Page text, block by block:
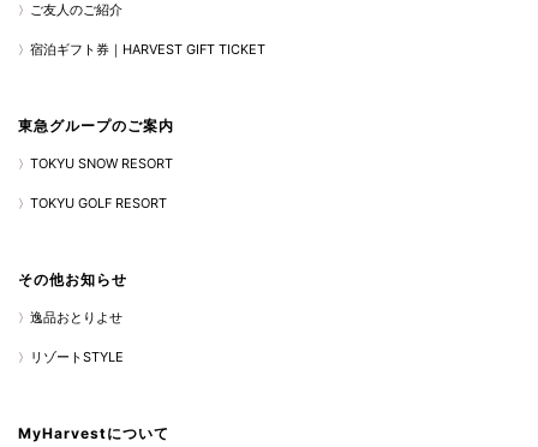
ご友人のご紹介
宿泊ギフト券｜HARVEST GIFT TICKET
東急グループのご案内
TOKYU SNOW RESORT
TOKYU GOLF RESORT
その他お知らせ
逸品おとりよせ
リゾートSTYLE
MyHarvestについて